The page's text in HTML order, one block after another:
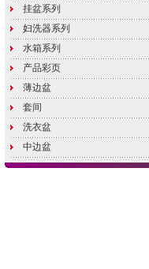
挂盆系列
妇洗器系列
水箱系列
产品彩页
薄边盆
套间
洗衣盆
中边盆